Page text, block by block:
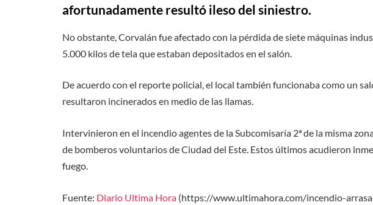
afortunadamente resultó ileso del siniestro.
No obstante, Corvalán fue afectado con la pérdida de siete máquinas
5.000 kilos de tela que estaban depositados en el salón.
De acuerdo con el reporte policial, el local también funcionaba como un
resultaron incinerados en medio de las llamas.
Intervinieron en el incendio agentes de la Subcomisaría 2ª de la misma
de bomberos voluntarios de Ciudad del Este. Estos últimos acudieron
fuego.
Fuente: Diario Ultima Hora (https://www.ultimahora.com/incendio-